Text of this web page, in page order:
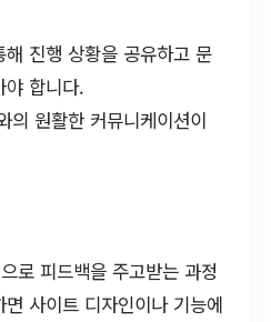
진행 상황을 공유하고 문
야 합니다.
의 원활한 커뮤니케이션이
로 피드백을 주고받는 과정
사이트 디자인이나 기능에